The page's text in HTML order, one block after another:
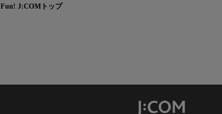
Fun! J:COMトップ